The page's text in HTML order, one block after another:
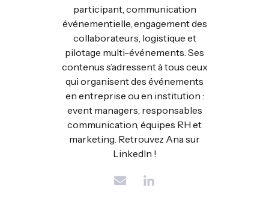
participant, communication
événementielle, engagement des
collaborateurs, logistique et
pilotage multi-événements. Ses
contenus s’adressent à tous ceux
qui organisent des événements
en entreprise ou en institution :
event managers, responsables
communication, équipes RH et
marketing. Retrouvez Ana sur
LinkedIn !